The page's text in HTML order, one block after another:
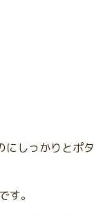
にしっかりとポタ
す。